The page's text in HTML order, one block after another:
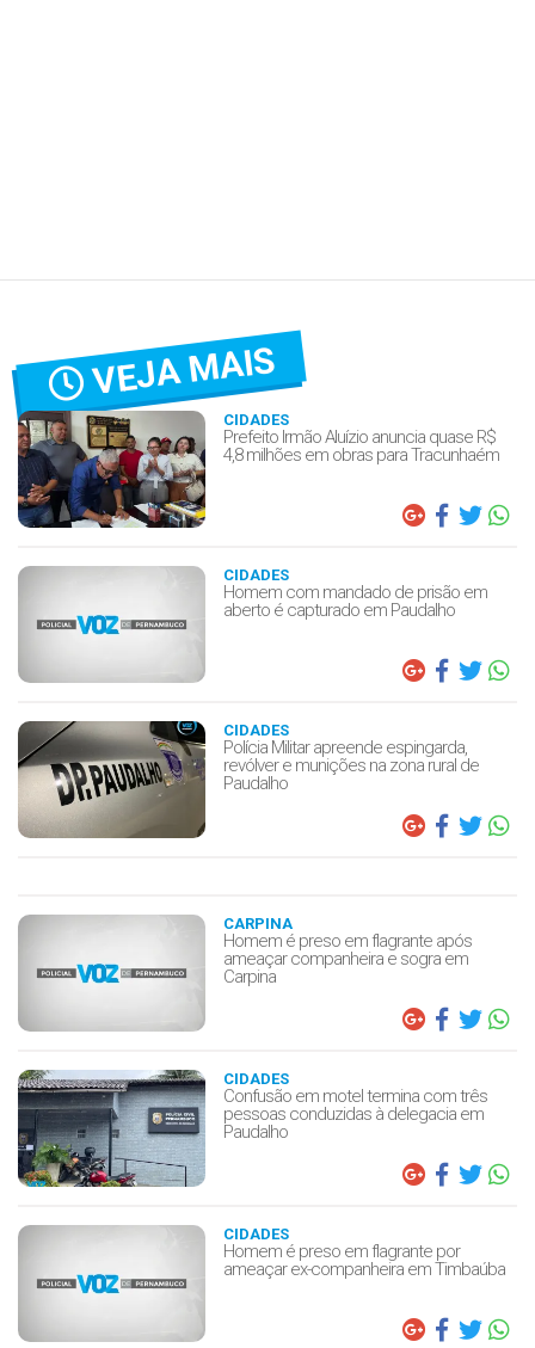
VEJA MAIS
CIDADES
Prefeito Irmão Aluízio anuncia quase R$
4,8 milhões em obras para Tracunhaém
CIDADES
Homem com mandado de prisão em
aberto é capturado em Paudalho
CIDADES
Polícia Militar apreende espingarda,
revólver e munições na zona rural de
Paudalho
CARPINA
Homem é preso em flagrante após
ameaçar companheira e sogra em
Carpina
CIDADES
Confusão em motel termina com três
pessoas conduzidas à delegacia em
Paudalho
CIDADES
Homem é preso em flagrante por
ameaçar ex-companheira em Timbaúba